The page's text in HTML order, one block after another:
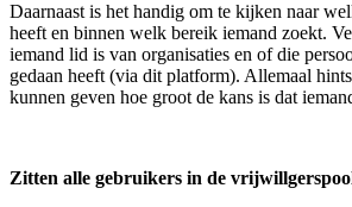
Daarnaast is het handig om te kijken naar
heeft en binnen welk bereik iemand zoekt.
iemand lid is van organisaties en of die
gedaan heeft (via dit platform). Allemaal
kunnen geven hoe groot de kans is dat
Zitten alle gebruikers in de